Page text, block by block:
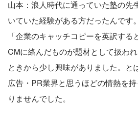
山本：浪人時代に通っていた塾の先
いていた経験がある方だったんです
「企業のキャッチコピーを英訳す
CMに絡んだものが題材として扱わ
ときから少し興味がありました。と
広告・PR業界と思うほどの情熱を
りませんでした。